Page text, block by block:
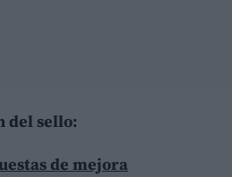
del sello:
de mejora